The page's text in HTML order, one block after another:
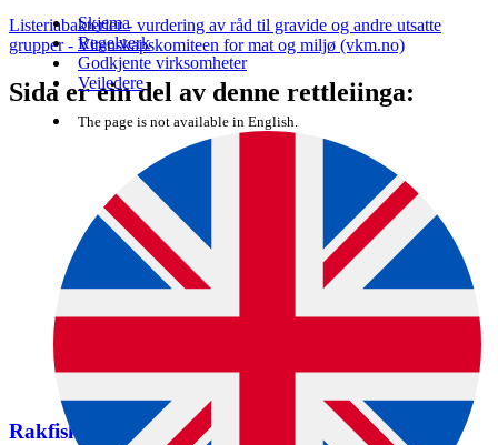
Skjema
Regelverk
Godkjente virksomheter
Veiledere
The page is not available in English.
Listeriabakterier - vurdering av råd til gravide og andre utsatte
grupper - Vitenskapskomiteen for mat og miljø (vkm.no)
Sida er ein del av denne rettleiinga:
Rakfisk – krev god styring med produksjonen